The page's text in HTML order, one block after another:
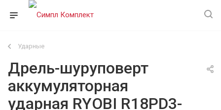
Ударные
Дрель-шуруповерт
аккумуляторная
ударная RYOBI R18PD3-